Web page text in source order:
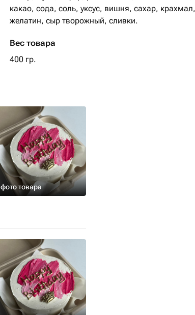
какао, сода, соль, уксус, вишня, сахар, крахмал,
желатин, сыр творожный, сливки.
Вес товара
400 гр.
фото товара